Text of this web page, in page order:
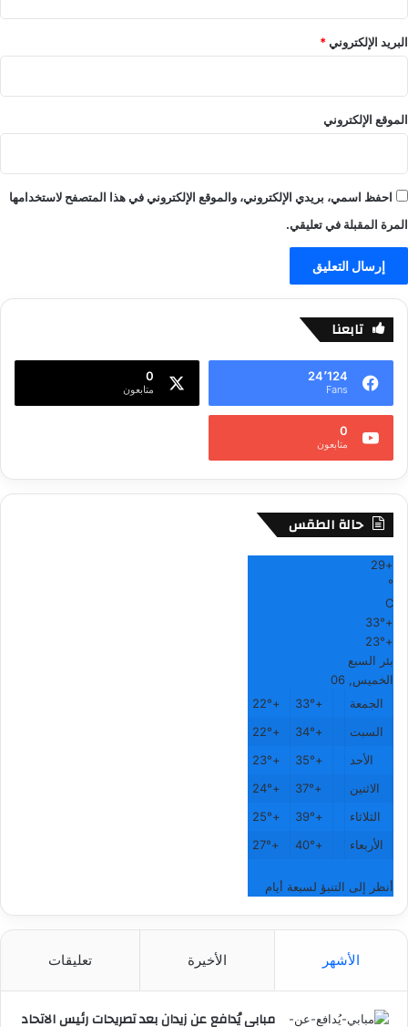
البريد الإلكتروني*
الموقع الإلكتروني
احفظ اسمي، بريدي الإلكتروني، والموقع الإلكتروني في هذا المتصفح لاستخدامها
المرة المقبلة في تعليقي.
تابعنا
24٬124
Fans
0
متابعون
0
متابعون
حالة الطقس
+
29
°
C
+
33°
+
23°
بئر السبع
الخميس, 06
الجمعة
+
33°
+
22°
السبت
+
34°
+
22°
الأحد
+
35°
+
23°
الاثنين
+
37°
+
24°
الثلاثاء
+
39°
+
25°
الأربعاء
+
40°
+
27°
أنظر إلى التنبؤ لسبعة أيام
الأشهر الأخيرة تعليقات
مبابي يُدافع عن زيدان بعد تصريحات رئيس الاتحاد